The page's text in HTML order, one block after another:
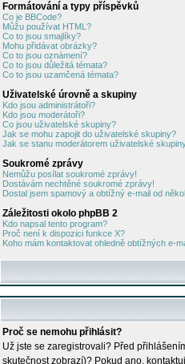
Formátování a typy příspěvků
Co je BBCode?
Můžu používat HTML?
Co to jsou smajlíky?
Mohu přidávat obrázky?
Co to jsou oznámení?
Co to jsou důležitá témata?
Co to jsou uzamčená témata?
Uživatelské úrovně a skupiny
Kdo jsou administrátoři?
Kdo jsou moderátoři?
Co jsou uživatelské skupiny?
Jak se mohu zapojit do uživatelské skupiny?
Jak se stanu moderátorem uživatelské
Soukromé zprávy
Nemůžu posílat soukromé zprávy!
Dostávám nechtěné soukromé zprávy!
Dostal jsem spamový a obtížný e-mail od
Záležitosti okolo phpBB 2
Kdo napsal tento program?
Proč není k dispozici funkce X?
Koho mám kontaktovat ohledně obtížných e-
Proč se nemohu přihlásit?
Už jste se zaregistrovali? Před
skutečnost zobrazí)? Pokud ano,